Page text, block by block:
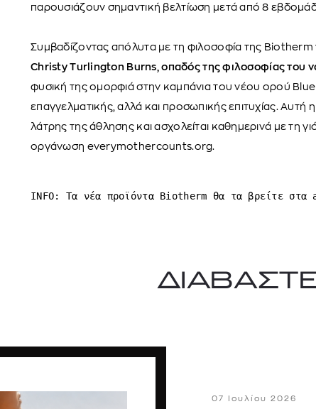
παρουσιάζουν σημαντική βελτίωση μετά από 8
Συμβαδίζοντας απόλυτα με τη φιλοσοφία της Biotherm
Christy Turlington Burns, οπαδός της φιλοσοφίας του
φυσική της ομορφιά στην καμπάνια του νέου ορού
επαγγελματικής, αλλά και προσωπικής επιτυχίας. Αυτή
λάτρης της άθλησης και ασχολείται καθημερινά με τη
οργάνωση everymothercounts.org.
INFO: Tα νέα προϊόντα Biotherm θα τα βρείτε
07 Ιουλίου 2026